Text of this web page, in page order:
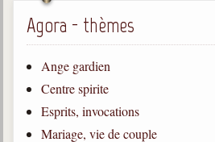
La doctrine d'Allan Kardec
But des manifestations spirites
Esprits
Médiums
Les hommes
Agora - thèmes
Ange gardien
Centre spirite
Esprits, invocations
Mariage, vie de couple